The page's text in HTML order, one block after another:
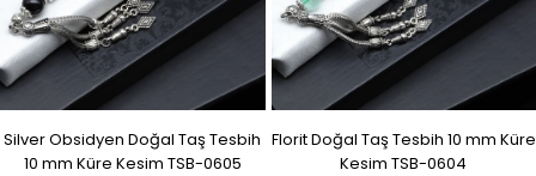
Silver Obsidyen Doğal Taş Tesbih
10 mm Küre Kesim TSB-0605
Florit Doğal Taş Tesbih 10 mm Küre
Kesim TSB-0604